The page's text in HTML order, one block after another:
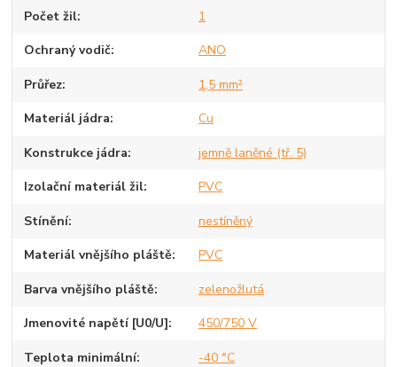
Počet žil 1
Ochraný vodič ANO
Průřez 1,5 mm²
Materiál jádra Cu
Konstrukce jádra jemně laněné (tř. 5)
Izolační materiál žil PVC
Stínění nestíněný
Materiál vnějšího pláště PVC
Barva vnějšího pláště zelenožlutá
Jmenovité napětí [U0/U] 450/750 V
Teplota minimální -40 °C